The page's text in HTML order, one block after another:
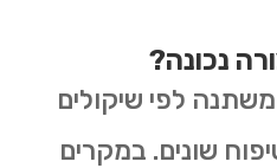
נכונה?
משתנה לפי שיקולים
שונים. במקרים